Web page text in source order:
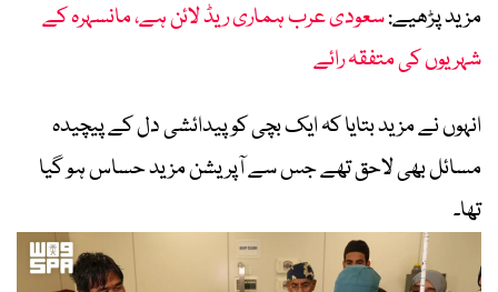
مزید پڑھیے:سعودی عرب ہماری ریڈ لائن ہے، مانسہرہ کے
شہریوں کی متفقہ رائے
انہوں نے مزید بتایا کہ ایک بچی کو پیدائشی دل کے پیچیدہ
مسائل بھی لاحق تھے جس سے آپریشن مزید حساس ہو گیا
تھا۔